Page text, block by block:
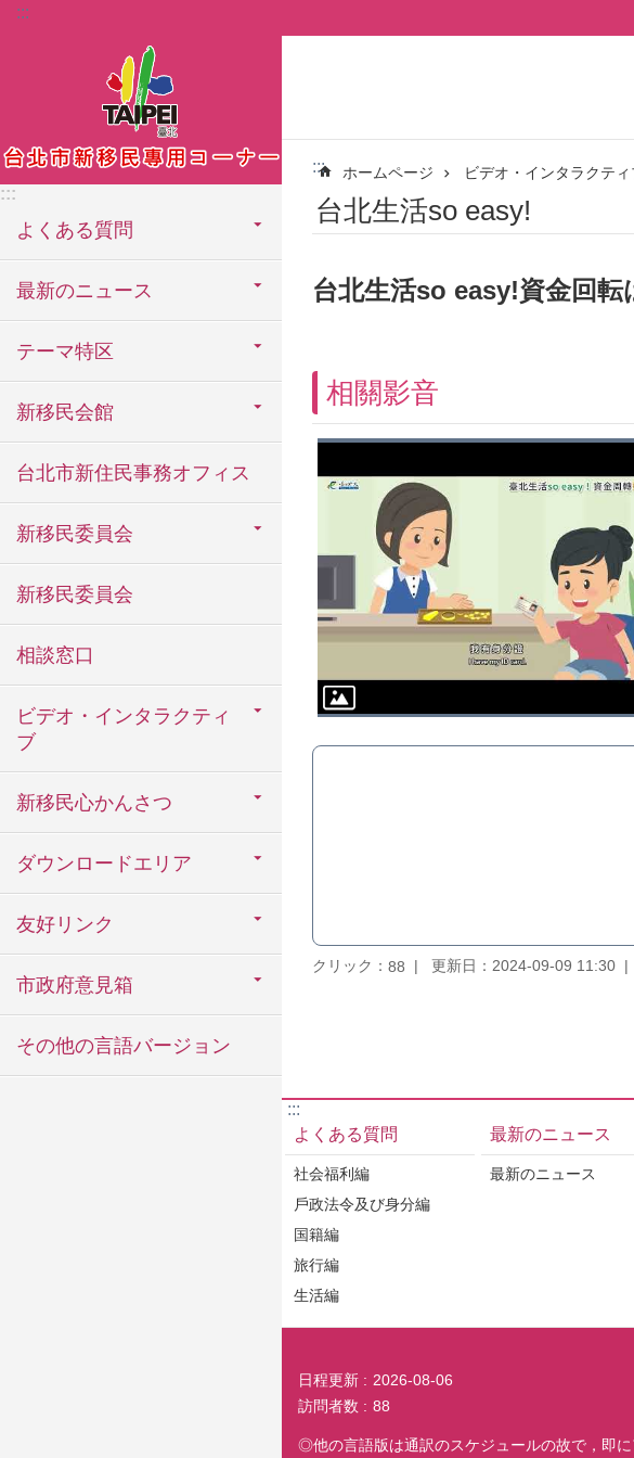
メインコンテンツブロックにスキップ
:::
:::
よくある質問
最新のニュース
テーマ特区
新移民会館
台北市新住民事務オフィス
新移民委員会
新移民委員会
相談窓口
ビデオ・インタラクティ
ブ
新移民心かんさつ
ダウンロードエリア
友好リンク
市政府意見箱
その他の言語バージョン
::: ホームページ ビデオ・インタラクティ
台北生活so easy!
台北生活so easy!資金回
相關影音
クリック： 88 更新日：2024-09-09 11:30
:::
よくある質問
社会福利編
戶政法令及び身分編
国籍編
旅行編
生活編
最新のニュース
最新のニュース
日程更新
2026-08-06
訪問者数
88
◎他の言語版は通訳のスケジュールの故で，即に